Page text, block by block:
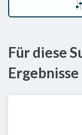
Für diese